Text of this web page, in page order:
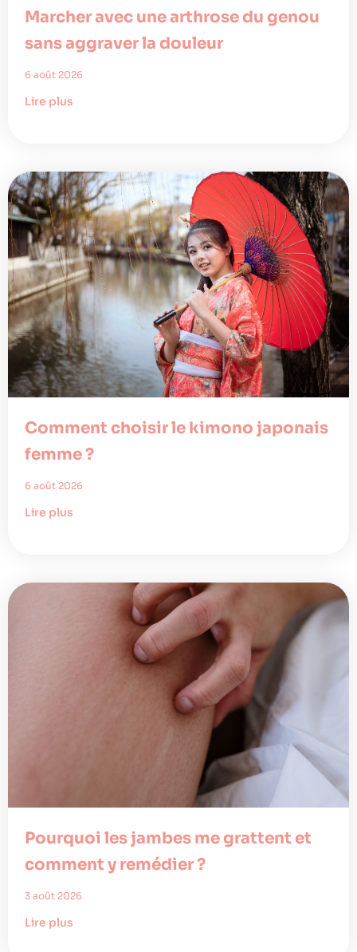
Marcher avec une arthrose du genou
sans aggraver la douleur
6 août 2026
Lire plus
Comment choisir le kimono japonais
femme ?
6 août 2026
Lire plus
Pourquoi les jambes me grattent et
comment y remédier ?
3 août 2026
Lire plus